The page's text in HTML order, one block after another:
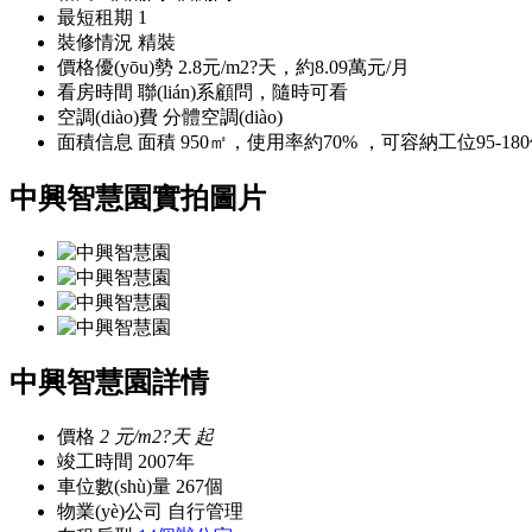
最短租期 1
裝修情況 精裝
價格優(yōu)勢 2.8元/m2?天，約8.09萬元/月
看房時間 聯(lián)系顧問，隨時可看
空調(diào)費 分體空調(diào)
面積信息 面積 950㎡，使用率約70% ，可容納工位95-
中興智慧園實拍圖片
中興智慧園詳情
價格 2 元/m2?天 起
竣工時間 2007年
車位數(shù)量 267個
物業(yè)公司 自行管理